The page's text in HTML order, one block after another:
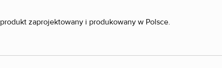
produkt zaprojektowany i produkowany w Polsce.